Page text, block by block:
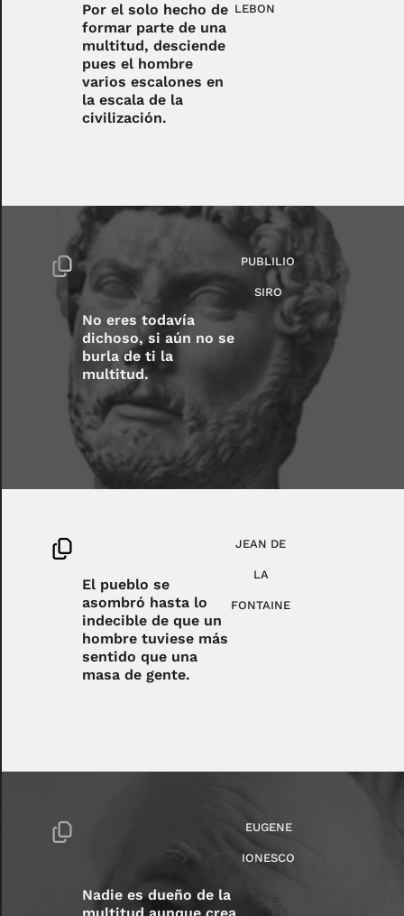
Por el solo hecho de
formar parte de una
multitud, desciende
pues el hombre
varios escalones en
la escala de la
civilización.
LEBON
No eres todavía
dichoso, si aún no se
burla de ti la
multitud.
PUBLILIO
SIRO
El pueblo se
asombró hasta lo
indecible de que un
hombre tuviese más
sentido que una
masa de gente.
JEAN DE
LA
FONTAINE
Nadie es dueño de la
EUGENE
IONESCO